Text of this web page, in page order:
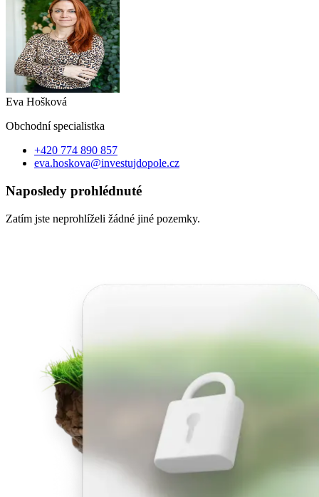
Eva Hošková
Obchodní specialistka
+420 774 890 857
eva.hoskova@investujdopole.cz
Naposledy prohlédnuté
Zatím jste neprohlíželi žádné jiné pozemky.